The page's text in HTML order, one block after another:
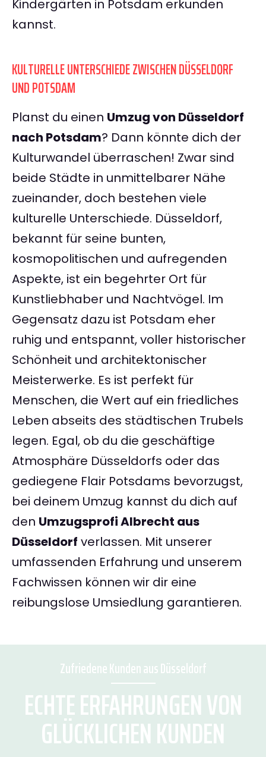
Kindergärten in Potsdam erkunden
kannst.
KULTURELLE UNTERSCHIEDE ZWISCHEN DÜSSELDORF
UND POTSDAM
Planst du einen Umzug von Düsseldorf
nach Potsdam? Dann könnte dich der
Kulturwandel überraschen! Zwar sind
beide Städte in unmittelbarer Nähe
zueinander, doch bestehen viele
kulturelle Unterschiede. Düsseldorf,
bekannt für seine bunten,
kosmopolitischen und aufregenden
Aspekte, ist ein begehrter Ort für
Kunstliebhaber und Nachtvögel. Im
Gegensatz dazu ist Potsdam eher
ruhig und entspannt, voller historischer
Schönheit und architektonischer
Meisterwerke. Es ist perfekt für
Menschen, die Wert auf ein friedliches
Leben abseits des städtischen Trubels
legen. Egal, ob du die geschäftige
Atmosphäre Düsseldorfs oder das
gediegene Flair Potsdams bevorzugst,
bei deinem Umzug kannst du dich auf
den Umzugsprofi Albrecht aus
Düsseldorf verlassen. Mit unserer
umfassenden Erfahrung und unserem
Fachwissen können wir dir eine
reibungslose Umsiedlung garantieren.
Zufriedene Kunden aus Düsseldorf
ECHTE ERFAHRUNGEN VON
GLÜCKLICHEN KUNDEN